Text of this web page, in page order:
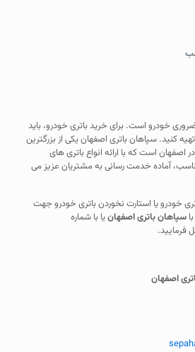
خودرو است. برای خرید باتری خودرو، باید
کنید. سپاهان باتری اصفهان یکی از بزرگترین
است که با ارائه انواع باتری های
آماده خدمت رسانی به مشتریان عزیز می
خودرو یا استارت نخوردن باتری خودرو جهت
سپاهان باتری اصفهانیا با شماره
اصفهان